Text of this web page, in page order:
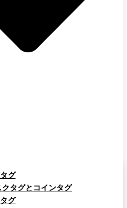
グ
タグとコインタグ
グ